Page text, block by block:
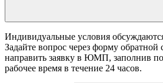
Индивидуальные условия
Задайте вопрос через форму
направить заявку в ЮМП, заполнив
рабочее время в течение 24 часов.